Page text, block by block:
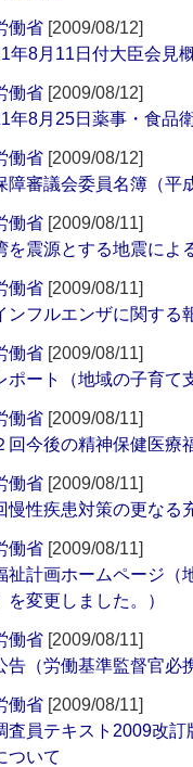
働省 [2009/08/12]
年8月11日付大臣会見
働省 [2009/08/12]
年8月25日薬事・食品
働省 [2009/08/12]
障審議会委員名簿（平
働省 [2009/08/11]
を震源とする地震によ
働省 [2009/08/11]
ンフルエンザに関する
働省 [2009/08/11]
ポート（地域の子育て
働省 [2009/08/11]
回今後の精神保健医療
働省 [2009/08/11]
慢性疾患対策の更なる
働省 [2009/08/11]
祉計画ホームページ（
を変更しました。）
働省 [2009/08/11]
告（労働基準監督官必
働省 [2009/08/11]
査員テキスト2009改
ついて